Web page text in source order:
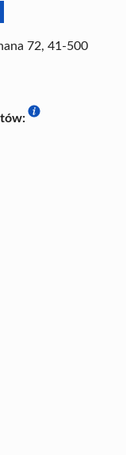
72, 41-500